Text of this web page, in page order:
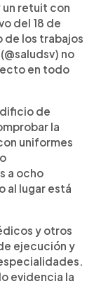
un retuit con
del 18 de
de los trabajos
no
en todo
de
la
uniformes
a ocho
al lugar está
y otros
ejecución y
evidencia la